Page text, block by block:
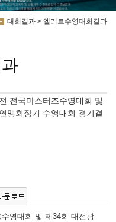
대회결과 > 엘리트수영대회결과
전국마스터즈수영대회 및
맹회장기 수영대회 경기결
영대회 및 제34회 대전광